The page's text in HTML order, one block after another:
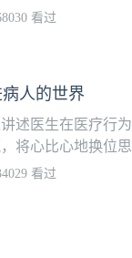
以舒缓医学也是
和加强医学人文
北中·医学人文
，让医学的另一
看过
人的世界
述医生在医疗行
将心比心地换位
理念得以落在实
看过